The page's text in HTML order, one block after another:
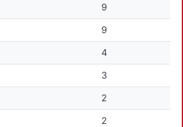
9
9
4
3
2
2